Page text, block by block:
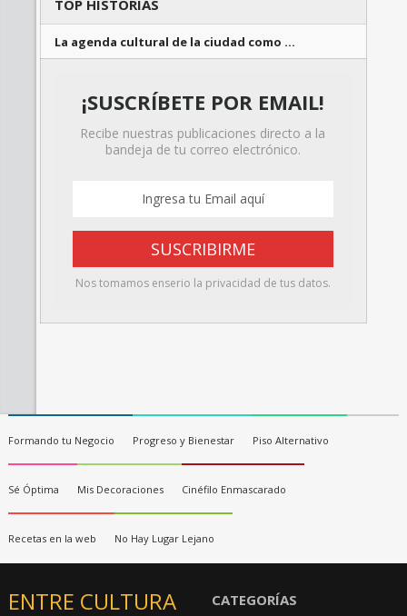
TOP HISTORIAS
La agenda cultural de la ciudad como …
¡SUSCRÍBETE POR EMAIL!
Recibe nuestras publicaciones directo a la
bandeja de tu correo electrónico.
Nos tomamos enserio la privacidad de tus datos.
Formando tu Negocio Progreso y Bienestar Piso Alternativo
Sé Óptima Mis Decoraciones Cinéfilo Enmascarado
Recetas en la web No Hay Lugar Lejano
ENTRE CULTURA CATEGORÍAS